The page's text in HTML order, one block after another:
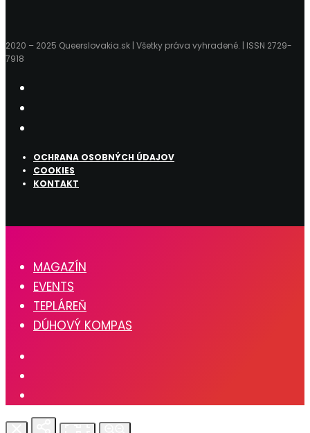
2020 – 2025 Queerslovakia.sk | Všetky práva vyhradené. | ISSN 2729-
7918
OCHRANA OSOBNÝCH ÚDAJOV
COOKIES
KONTAKT
MAGAZÍN
EVENTS
TEPLÁREŇ
DÚHOVÝ KOMPAS